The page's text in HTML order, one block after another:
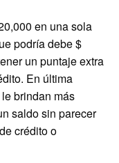
en una sola
podría debe $
un puntaje extra
En última
brindan más
saldo sin parecer
crédito o